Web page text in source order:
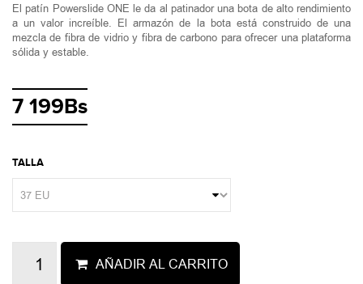
El patín Powerslide ONE le da al patinador una bota de alto rendimiento
a un valor increíble. El armazón de la bota está construido de una
mezcla de fibra de vidrio y fibra de carbono para ofrecer una plataforma
sólida y estable.
7 199Bs
TALLA
AÑADIR AL CARRITO